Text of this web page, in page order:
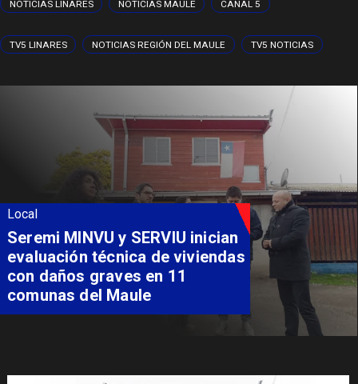
NOTICIAS LINARES NOTICIAS MAULE CANAL 5
TV5 LINARES NOTICIAS REGIÓN DEL MAULE TV5 NOTICIAS
Local
Seremi MINVU y SERVIU inician
evaluación técnica de viviendas
con daños graves en 11
comunas del Maule